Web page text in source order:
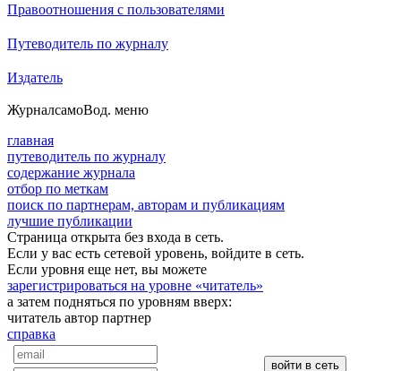
Правоотношения с пользователями
Путеводитель по журналу
Издатель
ЖурналсамоВод. меню
главная
путеводитель по журналу
содержание журнала
отбор по меткам
поиск по партнерам, авторам и публикациям
лучшие публикации
Страница открыта без входа в сеть.
Если у вас есть сетевой уровень, войдите в сеть.
Если уровня еще нет, вы можете
зарегистрироваться на уровне «читатель»
а затем подняться по уровням вверх:
читатель автор партнер
справка